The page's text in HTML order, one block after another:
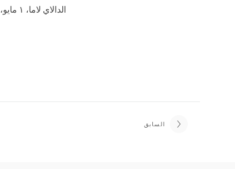
الدالاي لاما، ١ مايو، ٢٠٢٠
السابق